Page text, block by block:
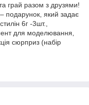
грай разом з друзями!
подарунок, який задає
6г -3шт.,
для моделювання,
сюрприз (набір